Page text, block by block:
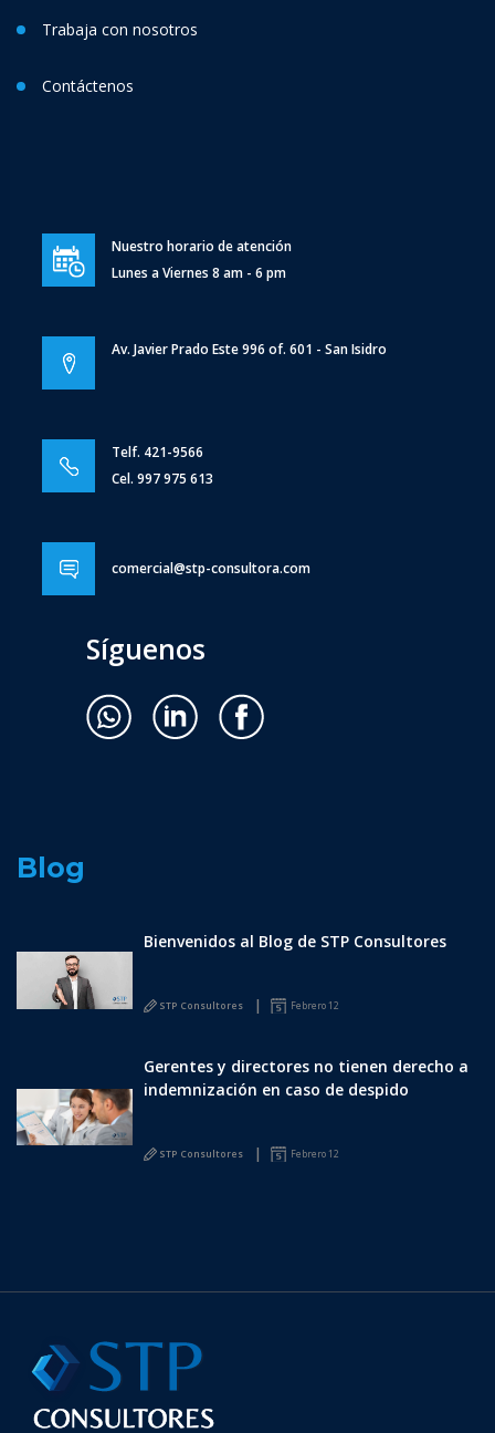
Trabaja con nosotros
Contáctenos
Nuestro horario de atención
Lunes a Viernes 8 am - 6 pm
Av. Javier Prado Este 996 of. 601 - San Isidro
Telf. 421-9566
Cel. 997 975 613
comercial@stp-consultora.com
Síguenos
Blog
Bienvenidos al Blog de STP Consultores
STP Consultores Febrero 12
Gerentes y directores no tienen derecho a
indemnización en caso de despido
STP Consultores Febrero 12